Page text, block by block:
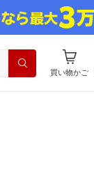
買い物かご